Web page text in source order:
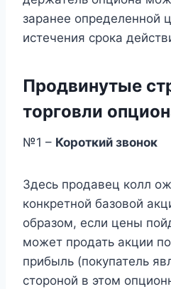
заранее определенной
истечения срока
Продвинутые
торговли
№1 – Короткий звонок
Здесь продавец колл
конкретной базовой
образом, если цены
может продать акции
прибыль (покупатель
стороной в этом